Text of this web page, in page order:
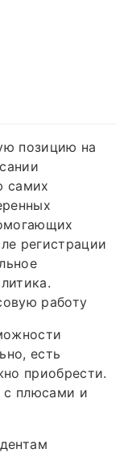
позицию на
самих
регистрации
работу
есть
приобрести.
плюсами и